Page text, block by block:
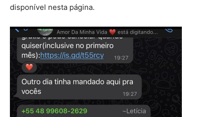
disponível nesta página.